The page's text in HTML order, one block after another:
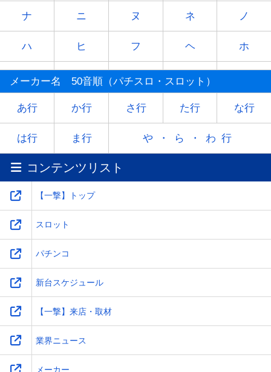
ナ ニ ヌ ネ ノ
ハ ヒ フ ヘ ホ
マ ミ ム メ
ヤ - ユ - ヨ
ラ リ レ
ワ -
メーカー名 50音順（パチスロ・スロット）
あ行 か行 さ行 た行 な行
は行 ま行 や・ら・わ行
コンテンツリスト
【一撃】トップ
スロット
パチンコ
新台スケジュール
【一撃】来店・取材
業界ニュース
メーカー